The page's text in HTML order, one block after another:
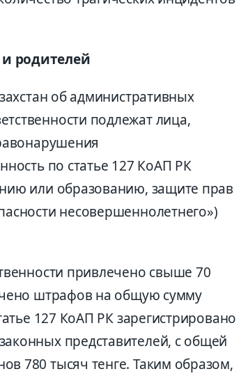
родителей
об административных
подлежат лица,
по статье 127 КоАП РК
или образованию, защите прав
несовершеннолетнего»)
привлечено свыше 70
штрафов на общую сумму
127 КоАП РК зарегистрировано
представителей, с общей
780 тысяч тенге. Таким образом,